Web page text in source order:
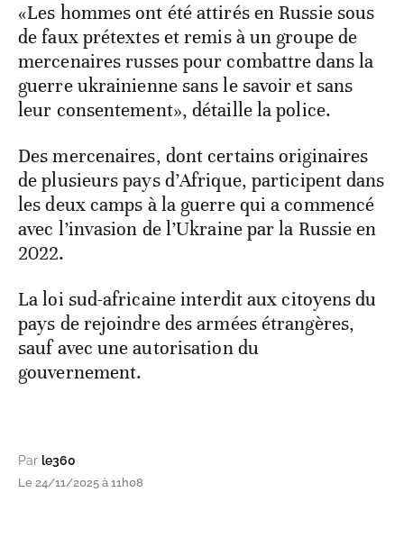
«Les hommes ont été attirés en Russie sous
de faux prétextes et remis à un groupe de
mercenaires russes pour combattre dans la
guerre ukrainienne sans le savoir et sans
leur consentement», détaille la police.
Des mercenaires, dont certains originaires
de plusieurs pays d’Afrique, participent dans
les deux camps à la guerre qui a commencé
avec l’invasion de l’Ukraine par la Russie en
2022.
La loi sud-africaine interdit aux citoyens du
pays de rejoindre des armées étrangères,
sauf avec une autorisation du
gouvernement.
Par le360
Le 24/11/2025 à 11h08